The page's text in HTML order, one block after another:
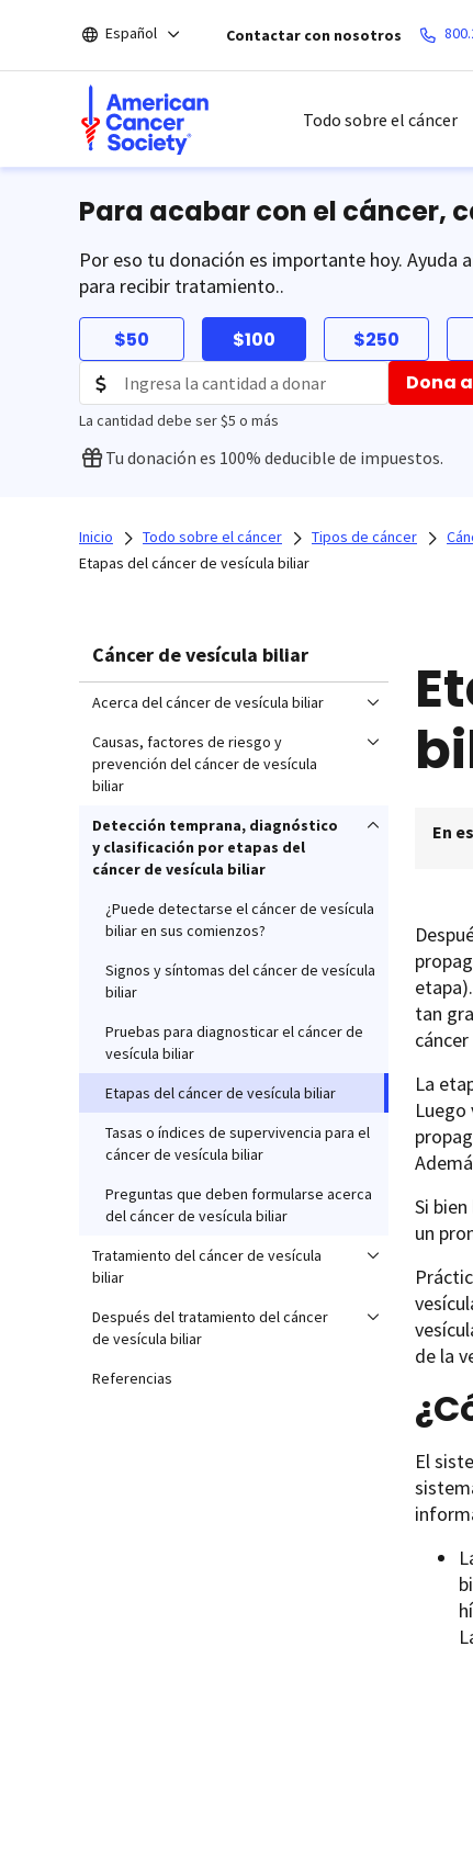
el
Español Contactar con nosotros
Todo sobre el cáncer
Para acabar con el cáncer,
Por eso tu donación es importante hoy.
para recibir tratamiento..
$50 $100 $250
La cantidad debe ser $5 o más
Dona
Tu donación es 100% deducible de impuestos.
Inicio Todo sobre el cáncer Tipos de cáncer
Etapas del cáncer de vesícula biliar
Cáncer de vesícula biliar
Acerca del cáncer de vesícula biliar
Causas, factores de riesgo y
prevención del cáncer de vesícula
biliar
Detección temprana, diagnóstico
y clasificación por etapas del
cáncer de vesícula biliar
¿Puede detectarse el cáncer de vesícula
biliar en sus comienzos?
Signos y síntomas del cáncer de vesícula
biliar
Pruebas para diagnosticar el cáncer de
vesícula biliar
Etapas del cáncer de vesícula biliar
Tasas o índices de supervivencia para el
cáncer de vesícula biliar
Preguntas que deben formularse acerca
del cáncer de vesícula biliar
Tratamiento del cáncer de vesícula
biliar
Después del tratamiento del cáncer
de vesícula biliar
Referencias
En
tan
La
Luego
Si
un
de la
El